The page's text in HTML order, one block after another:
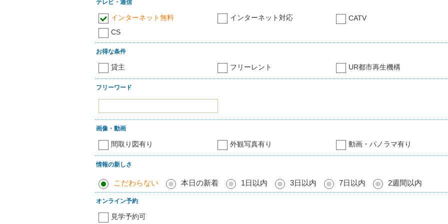
テレビ・通信
インターネット無料 インターネット対応
CATV
CS
お得な条件
貸主 フリーレント UR都市再生機構
フリーワード
画像・動画
間取り図有り 外観写真有り 動画・パノラマ有り
情報の新しさ
こだわらない 本日の新着 1日以内 3日以内 7日以内 2週間以内
オンライン予約
見学予約可